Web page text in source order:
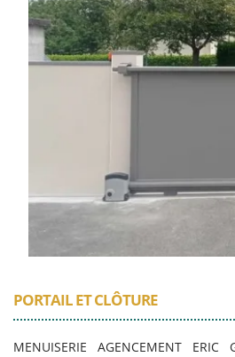
PORTAIL ET CLÔTURE
MENUISERIE AGENCEMENT